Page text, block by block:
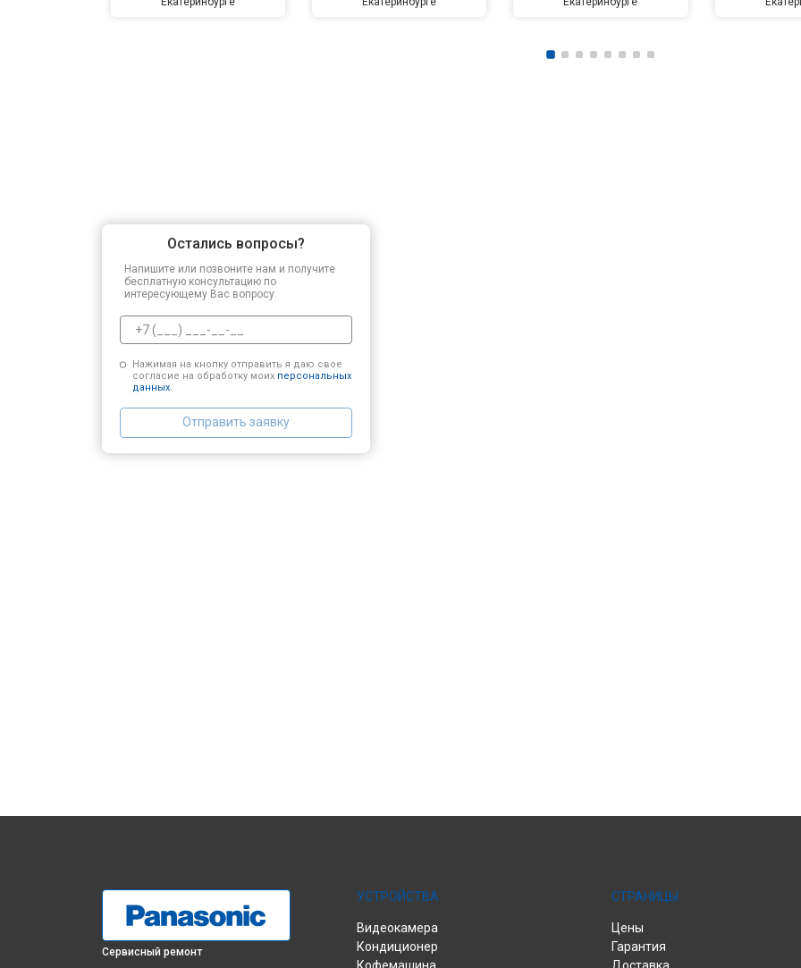
Остались вопросы?
Напишите или позвоните нам и получите
бесплатную консультацию по
интересующему Вас вопросу.
Нажимая на кнопку отправить я даю свое
согласие на обработку моих персональных
данных.
Отправить заявку
Сервисный ремонт
УСТРОЙСТВА
Видеокамера
Кондиционер
СТРАНИЦЫ
Цены
Гарантия